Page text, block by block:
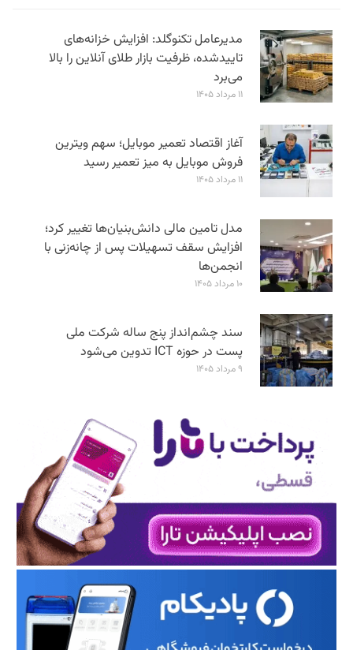
مدیرعامل تکنوگلد: افزایش خزانه‌های
تاییدشده، ظرفیت بازار طلای آنلاین را بالا
می‌برد
۱۱ مرداد ۱۴۰۵
آغاز اقتصاد تعمیر موبایل؛ سهم ویترین
فروش موبایل به میز تعمیر رسید
۱۱ مرداد ۱۴۰۵
مدل تامین مالی دانش‌بنیان‌ها تغییر کرد؛
افزایش سقف تسهیلات پس از چانه‌زنی با
انجمن‌ها
۱۰ مرداد ۱۴۰۵
سند چشم‌انداز پنج ساله شرکت ملی
پست در حوزه ICT تدوین می‌شود
۹ مرداد ۱۴۰۵